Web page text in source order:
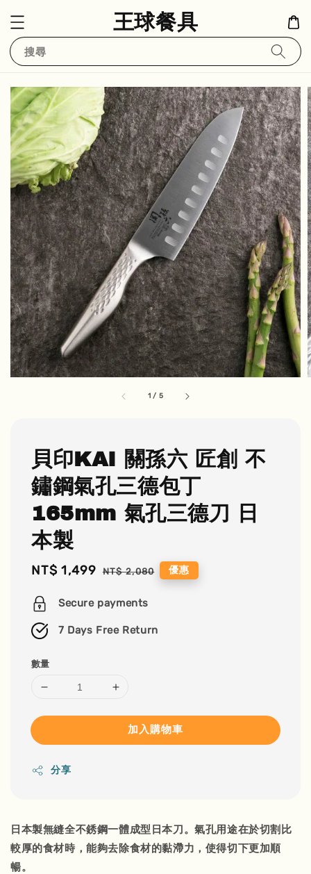
王球餐具
搜尋
1 / 5
貝印KAI 關孫六 匠創 不
鏽鋼氣孔三德包丁
165mm 氣孔三德刀 日
本製
Sale
NT$ 1,499 Regular
NT$ 2,080 優惠
Secure payments
7 Days Free Return
數量
加入購物車
分享
日本製無縫全不銹鋼一體成型日本刀。氣孔用途在於切割比
較厚的食材時，能夠去除食材的黏滯力，使得切下更加順
暢。